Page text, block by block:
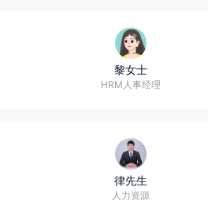
黎女士
HRM人事经理
律先生
人力资源